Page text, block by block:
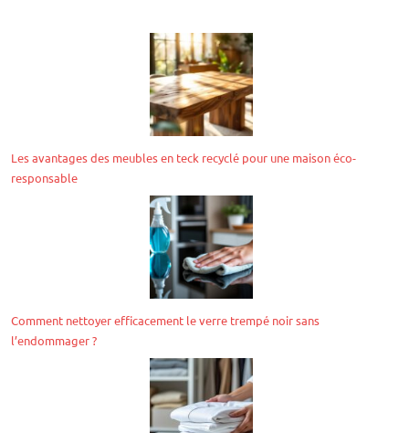
Les avantages des meubles en teck recyclé pour une maison éco-
responsable
Comment nettoyer efficacement le verre trempé noir sans
l’endommager ?